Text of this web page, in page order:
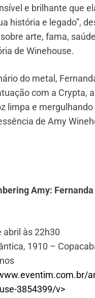
e brilhante que
história e legado”,
arte, fama,
de Winehouse.
do metal,
com a Crypta,
limpa e
de Amy
Amy:
abril às 22h30
1910 –
3854399/v>